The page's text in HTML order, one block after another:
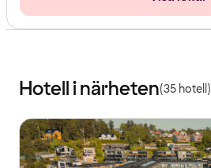
Hotell i närheten(35 hotell)